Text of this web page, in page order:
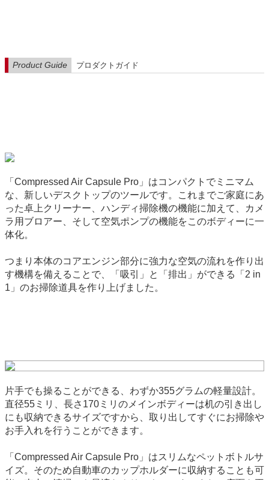
Product Guide プロダクトガイド
「Compressed Air Capsule Pro」はコンパクトでミニマム
な、新しいデスクトップのツールです。これまでご家庭にあ
った卓上クリーナー、ハンディ掃除機の機能に加えて、カメ
ラ用ブロアー、そして空気ポンプの機能をこのボディーに一
体化。
つまり本体のコアエンジン部分に強力な空気の流れを作り出
す機構を備えることで、「吸引」と「排出」ができる「2 in
1」のお掃除道具を作り上げました。
片手でも操ることができる、わずか355グラムの軽量設計。
直径55ミリ、長さ170ミリのメインボディーは机の引き出し
にも収納できるサイズですから、取り出してすぐにお掃除や
お手入れを行うことができます。
「Compressed Air Capsule Pro」はスリムなペットボトルサ
イズ。そのため自動車のカップホルダーに収納することも可